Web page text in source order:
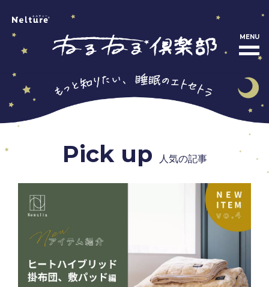
MENU
Pick up 人気の記事